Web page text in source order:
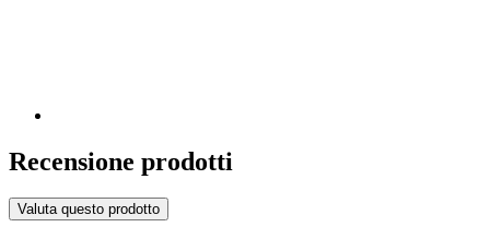
Recensione prodotti
Valuta questo prodotto